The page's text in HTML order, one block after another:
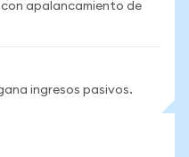
apalancamiento de
ingresos pasivos.